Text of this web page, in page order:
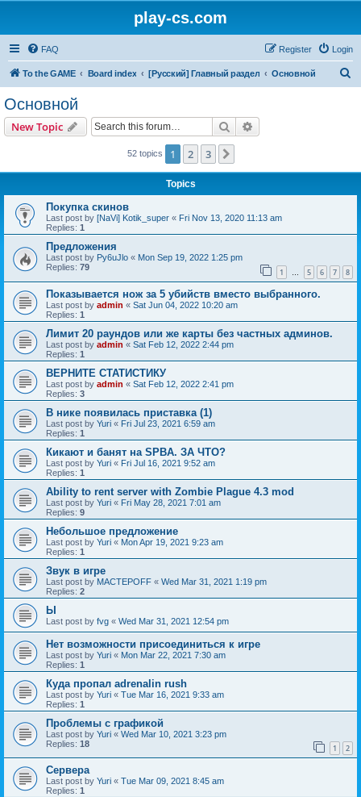
play-cs.com
FAQ Login
Register
To the GAME Board index [Русский] Главный раздел Основной
Основной
New Topic Search
52 topics 1 2 3
Topics
Покупка скинов
Last post by [NaVi] Kotik_super « Fri Nov 13, 2020 11:13 am
Replies: 1
Предложения
Last post by Py6uJlo « Mon Sep 19, 2022 1:25 pm
Replies: 79 1 … 5 6 7 8
Показывается нож за 5 убийств вместо выбранного.
Last post by admin « Sat Jun 04, 2022 10:20 am
Replies: 1
Лимит 20 раундов или же карты без частных админов.
Last post by admin « Sat Feb 12, 2022 2:44 pm
Replies: 1
ВЕРНИТЕ СТАТИСТИКУ
Last post by admin « Sat Feb 12, 2022 2:41 pm
Replies: 3
В нике появилась приставка (1)
Last post by Yuri « Fri Jul 23, 2021 6:59 am
Replies: 1
Кикают и банят на SPBA. ЗА ЧТО?
Last post by Yuri « Fri Jul 16, 2021 9:52 am
Replies: 1
Ability to rent server with Zombie Plague 4.3 mod
Last post by Yuri « Fri May 28, 2021 7:01 am
Replies: 9
Небольшое предложение
Last post by Yuri « Mon Apr 19, 2021 9:23 am
Replies: 1
Звук в игре
Last post by MACTEPOFF « Wed Mar 31, 2021 1:19 pm
Replies: 2
Ы
Last post by fvg « Wed Mar 31, 2021 12:54 pm
Нет возможности присоединиться к игре
Last post by Yuri « Mon Mar 22, 2021 7:30 am
Replies: 1
Куда пропал adrenalin rush
Last post by Yuri « Tue Mar 16, 2021 9:33 am
Replies: 1
Проблемы с графикой
Last post by Yuri « Wed Mar 10, 2021 3:23 pm
Replies: 18 1 2
Сервера
Last post by Yuri « Tue Mar 09, 2021 8:45 am
Replies: 1